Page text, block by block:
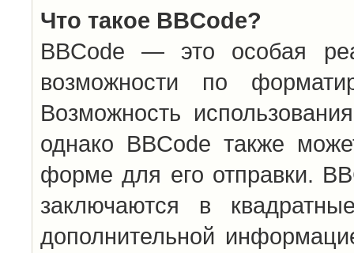
Что такое BBCode?
BBCode — это особая
возможности по
Возможность
однако BBCode также
форме для его отправки.
заключаются в
дополнительной